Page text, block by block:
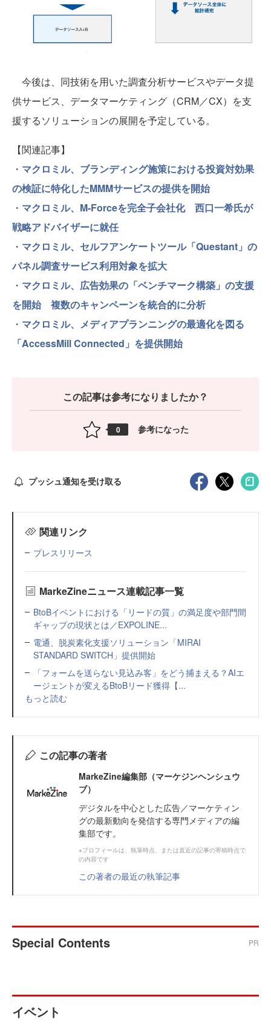
今後は、同技術を用いた調査分析サービスやデータ提
供サービス、データマーケティング（CRM／CX）を支
援するソリューションの展開を予定している。
【関連記事】
・ マクロミル、ブランディング施策における投資対効果
の検証に特化したMMMサービスの提供を開始
・ マクロミル、M-Forceを完全子会社化 西口一希氏が
戦略アドバイザーに就任
・ マクロミル、セルフアンケートツール「Questant」の
パネル調査サービス利用対象を拡大
・ マクロミル、広告効果の「ベンチマーク構築」の支援
を開始 複数のキャンペーンを統合的に分析
・ マクロミル、メディアプランニングの最適化を図る
「AccessMill Connected」を提供開始
この記事は参考になりましたか？
0 参考になった
プッシュ通知を受け取る
関連リンク
プレスリリース
MarkeZineニュース連載記事一覧
BtoBイベントにおける「リードの質」の満足度や部門間
ギャップの現状とは／EXPOLINE...
電通、脱炭素化支援ソリューション「MIRAI
STANDARD SWITCH」提供開始
「フォームを送らない見込み客」をどう捕まえる？AIエ
ージェントが変えるBtoBリード獲得【...
もっと読む
この記事の著者
MarkeZine編集部（マーケジンヘンシュウ
ブ）
デジタルを中心とした広告／マーケティン
グの最新動向を発信する専門メディアの編
集部です。
※プロフィールは、執筆時点、または直近の記事の寄稿時点で
の内容です
この著者の最近の執筆記事
Special Contents PR
イベント